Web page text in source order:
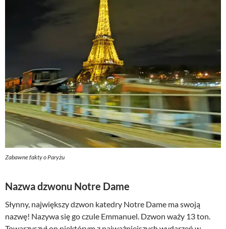
Zabawne fakty o Paryżu
Nazwa dzwonu Notre Dame
Słynny, największy dzwon katedry Notre Dame ma swoją
nazwę! Nazywa się go czule Emmanuel. Dzwon waży 13 ton.